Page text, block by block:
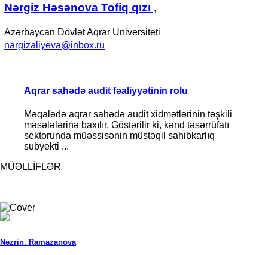
Nərgiz Həsənova Tofiq qızı ,
Azərbaycan Dövlət Aqrar Universiteti
nargizaliyeva@inbox.ru
Aqrar sahədə audit fəaliyyətinin rolu
Məqalədə aqrar sahədə audit xidmətlərinin təşkili
məsələlərinə baxılır. Göstərilir ki, kənd təsərrüfatı
sektorunda müəssisənin müstəqil sahibkarlıq
subyekti ...
MÜƏLLİFLƏR
Nəzrin. Ramazanova